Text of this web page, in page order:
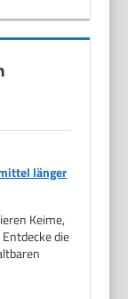
länger
Keime,
die